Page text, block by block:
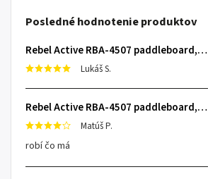
Posledné hodnotenie produktov
Rebel Active RBA-4507 paddleboard, 335 cm L-RBA-4507-OR
Lukáš S.
Rebel Active RBA-4507 paddleboard, 335 cm L-RBA-4507-OR
Matúš P.
robí čo má